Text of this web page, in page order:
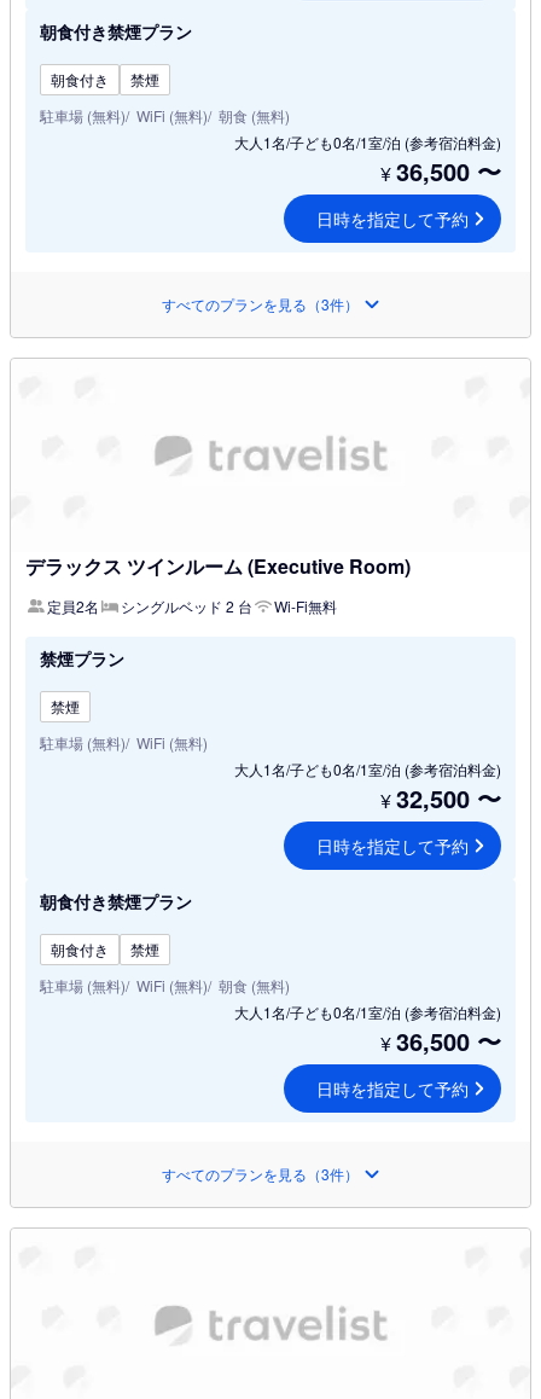
朝食付き禁煙プラン
朝食付き
禁煙
駐車場 (無料) WiFi (無料) 朝食 (無料)
大人1名/子ども0名/1室/泊 (参考宿泊料金)
¥36,500 〜
日時を指定して予約
すべてのプランを見る（3件）
デラックス ツインルーム (Executive Room)
定員2名 シングルベッド 2 台 Wi-Fi無料
禁煙プラン
禁煙
駐車場 (無料) WiFi (無料)
大人1名/子ども0名/1室/泊 (参考宿泊料金)
¥32,500 〜
日時を指定して予約
朝食付き禁煙プラン
朝食付き
禁煙
駐車場 (無料) WiFi (無料) 朝食 (無料)
大人1名/子ども0名/1室/泊 (参考宿泊料金)
¥36,500 〜
日時を指定して予約
すべてのプランを見る（3件）